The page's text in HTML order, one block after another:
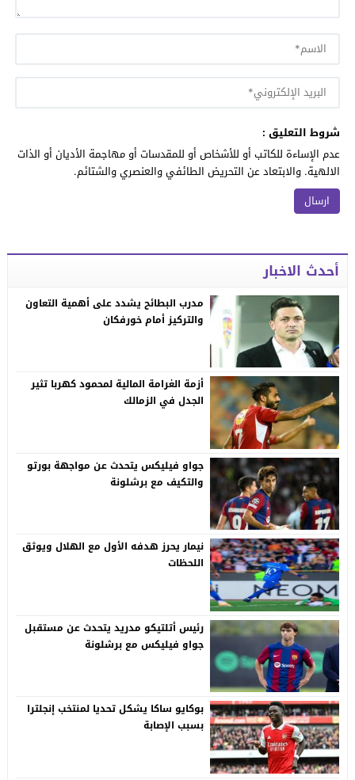
شروط التعليق :
عدم الإساءة للكاتب أو للأشخاص أو للمقدسات أو مهاجمة الأديان أو الذات
الالهية. والابتعاد عن التحريض الطائفي والعنصري والشتائم.
أحدث الاخبار
مدرب البطائح يشدد على أهمية التعاون
والتركيز أمام خورفكان
أزمة الغرامة المالية لمحمود كهربا تثير
الجدل في الزمالك
جواو فيليكس يتحدث عن مواجهة بورتو
والتكيف مع برشلونة
نيمار يحرز هدفه الأول مع الهلال ويوثق
اللحظات
رئيس أتلتيكو مدريد يتحدث عن مستقبل
جواو فيليكس مع برشلونة
بوكايو ساكا يشكل تحديا لمنتخب إنجلترا
بسبب الإصابة